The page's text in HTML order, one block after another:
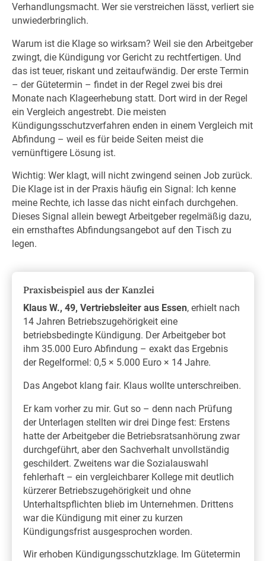
Verhandlungsmacht. Wer sie verstreichen lässt, verliert sie
unwiederbringlich.
Warum ist die Klage so wirksam? Weil sie den Arbeitgeber
zwingt, die Kündigung vor Gericht zu rechtfertigen. Und
das ist teuer, riskant und zeitaufwändig. Der erste Termin
– der Gütetermin – findet in der Regel zwei bis drei
Monate nach Klageerhebung statt. Dort wird in der Regel
ein Vergleich angestrebt. Die meisten
Kündigungsschutzverfahren enden in einem Vergleich mit
Abfindung – weil es für beide Seiten meist die
vernünftigere Lösung ist.
Wichtig: Wer klagt, will nicht zwingend seinen Job zurück.
Die Klage ist in der Praxis häufig ein Signal: Ich kenne
meine Rechte, ich lasse das nicht einfach durchgehen.
Dieses Signal allein bewegt Arbeitgeber regelmäßig dazu,
ein ernsthaftes Abfindungsangebot auf den Tisch zu
legen.
Praxisbeispiel aus der Kanzlei
Klaus W., 49, Vertriebsleiter aus Essen, erhielt nach
14 Jahren Betriebszugehörigkeit eine
betriebsbedingte Kündigung. Der Arbeitgeber bot
ihm 35.000 Euro Abfindung – exakt das Ergebnis
der Regelformel: 0,5 × 5.000 Euro × 14 Jahre.
Das Angebot klang fair. Klaus wollte unterschreiben.
Er kam vorher zu mir. Gut so – denn nach Prüfung
der Unterlagen stellten wir drei Dinge fest: Erstens
hatte der Arbeitgeber die Betriebsratsanhörung zwar
durchgeführt, aber den Sachverhalt unvollständig
geschildert. Zweitens war die Sozialauswahl
fehlerhaft – ein vergleichbarer Kollege mit deutlich
kürzerer Betriebszugehörigkeit und ohne
Unterhaltspflichten blieb im Unternehmen. Drittens
war die Kündigung mit einer zu kurzen
Kündigungsfrist ausgesprochen worden.
Wir erhoben Kündigungsschutzklage. Im Gütetermin